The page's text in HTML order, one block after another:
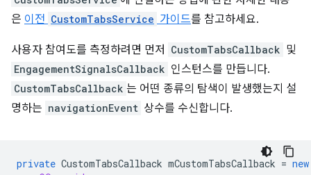
은 이전 CustomTabsService 가이드를 참고하세요.
사용자 참여도를 측정하려면 먼저 CustomTabsCallback 및
EngagementSignalsCallback 인스턴스를 만듭니다.
CustomTabsCallback 는 어떤 종류의 탐색이 발생했는지 설
명하는 navigationEvent 상수를 수신합니다.
private CustomTabsCallback mCustomTabsCallback = new